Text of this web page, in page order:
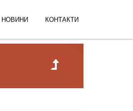
НОВИНИ КОНТАКТИ